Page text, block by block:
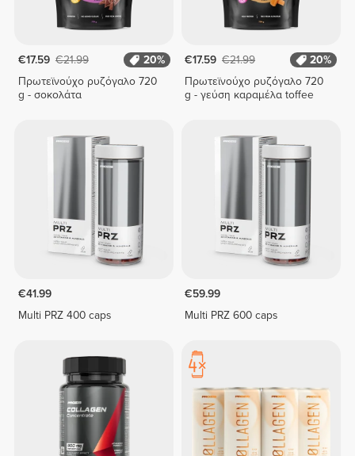
€17.59 €21.99
20%
Πρωτεϊνούχο ρυζόγαλο 720
g - σοκολάτα
€17.59 €21.99
20%
Πρωτεϊνούχο ρυζόγαλο 720
g - γεύση καραμέλα toffee
€41.99
Multi PRZ 400 caps
€59.99
Multi PRZ 600 caps